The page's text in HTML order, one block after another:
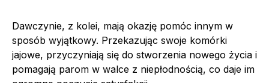
Dawczynie, z kolei, mają okazję pomóc innym w
sposób wyjątkowy. Przekazując swoje komórki
jajowe, przyczyniają się do stworzenia nowego życia i
pomagają parom w walce z niepłodnością, co daje im